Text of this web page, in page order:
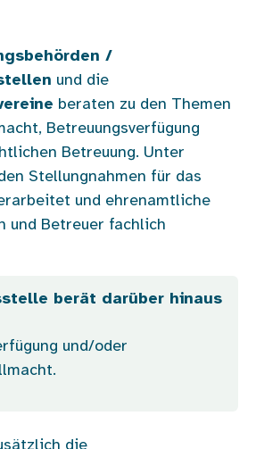
/
und die
beraten zu den Themen
Betreuungsverfügung
Betreuung. Unter
Stellungnahmen für das
und ehrenamtliche
und Betreuer fachlich
berät darüber hinaus
und/oder